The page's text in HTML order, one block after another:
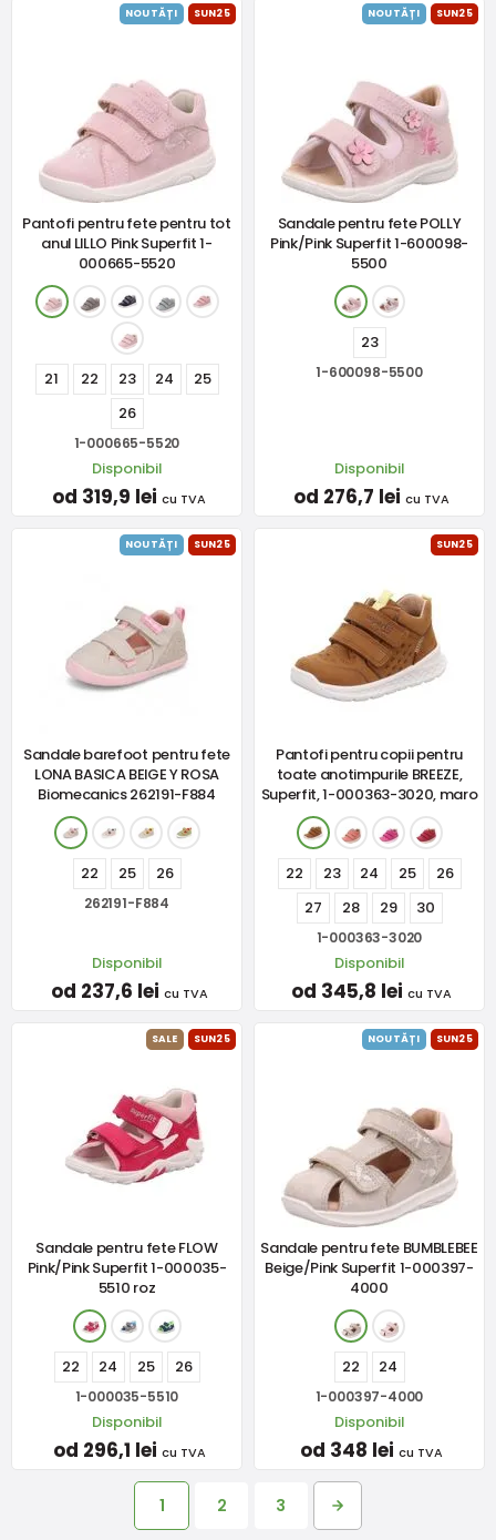
NOUTĂȚI SUN25
Pantofi pentru fete pentru tot
anul LILLO Pink Superfit 1-
000665-5520
21 22 23 24
25
26
1-000665-5520
Disponibil
od 319,9 lei cu TVA
NOUTĂȚI SUN25
Sandale pentru fete POLLY
Pink/Pink Superfit 1-600098-
5500
23
1-600098-5500
Disponibil
od 276,7 lei cu TVA
NOUTĂȚI SUN25
Sandale barefoot pentru fete
LONA BASICA BEIGE Y ROSA
Biomecanics 262191-F884
22 25 26
262191-F884
Disponibil
od 237,6 lei cu TVA
SUN25
Pantofi pentru copii pentru
toate anotimpurile BREEZE,
Superfit, 1-000363-3020, maro
22 23 24 25
26
27
28 29 30
1-000363-3020
Disponibil
od 345,8 lei cu TVA
SALE SUN25
Sandale pentru fete FLOW
Pink/Pink Superfit 1-000035-
5510 roz
22 24 25 26
1-000035-5510
Disponibil
od 296,1 lei cu TVA
NOUTĂȚI SUN25
Sandale pentru fete BUMBLEBEE
Beige/Pink Superfit 1-000397-
4000
22 24
1-000397-4000
Disponibil
od 348 lei cu TVA
1 2 3